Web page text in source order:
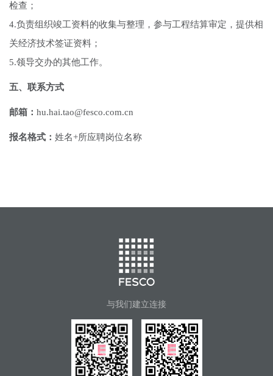
检查；
4.负责组织竣工资料的收集与整理，参与工程结算审定，提供相
关经济技术签证资料；
5.领导交办的其他工作。
五、联系方式
邮箱： hu.hai.tao@fesco.com.cn
报名格式： 姓名+所应聘岗位名称
与我们建立连接